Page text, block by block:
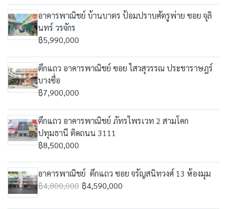
อาคารพาณิชย์ บ้านบาตร ป้อมปราบศัตรูพ่าย ซอย จุลิ
นทร์ วรจักร
฿5,990,000
ตึกแถว อาคารพาณิชย์ ซอย ไสวสุวรรณ ประชาราษฎร์
บางซื่อ
฿7,900,000
ตึกแถว อาคารพาณิชย์ ภัทรไพรเวท 2 สามโคก
ปทุมธานี ติดถนน 3111
฿8,500,000
อาคารพาณิชย์ ตึกแถว ซอย จรัญสนิทวงศ์ 13 ห้องมุม
฿4,800,000 ฿4,590,000